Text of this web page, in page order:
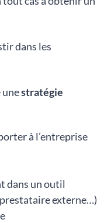
dans les
unestratégie
à l’entreprise
dans un outil
externe…)